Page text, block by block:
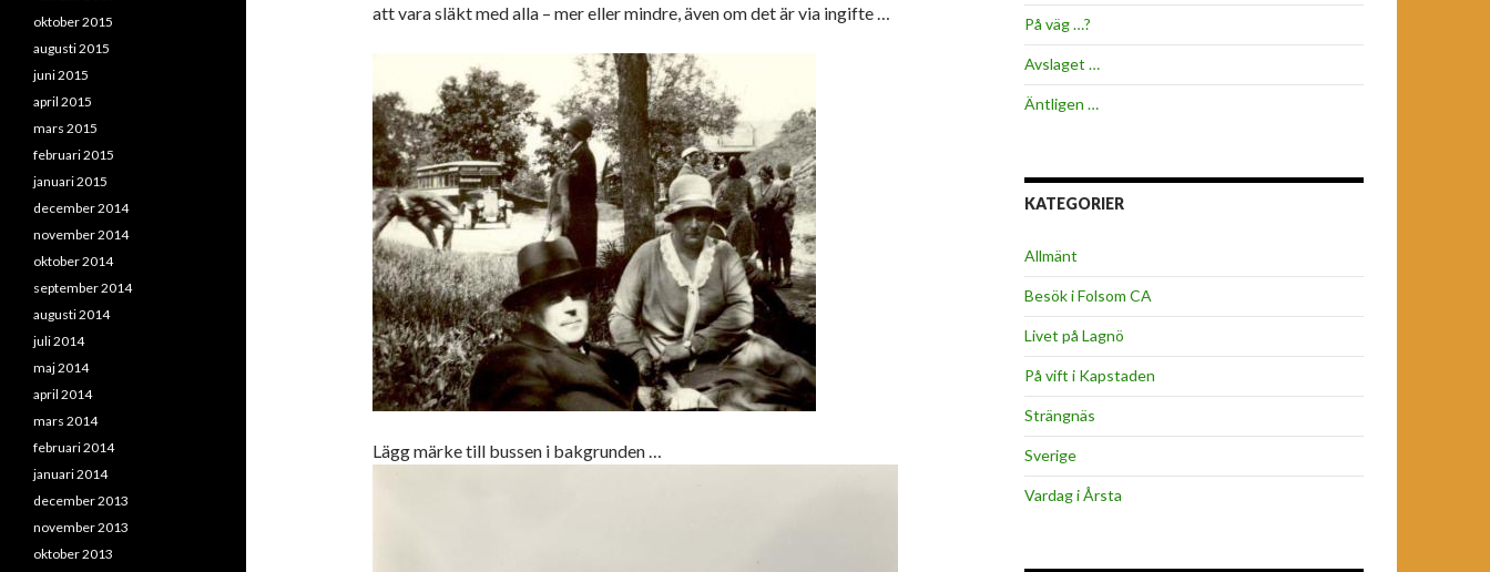
att vara släkt med alla – mer eller mindre, även om det är via ingifte …
Lägg märke till bussen i bakgrunden …
På väg …?
Avslaget …
Äntligen …
KATEGORIER
Allmänt
Besök i Folsom CA
Livet på Lagnö
På vift i Kapstaden
Strängnäs
Sverige
Vardag i Årsta
oktober 2015
augusti 2015
juni 2015
april 2015
mars 2015
februari 2015
januari 2015
december 2014
november 2014
oktober 2014
september 2014
augusti 2014
juli 2014
maj 2014
april 2014
mars 2014
februari 2014
januari 2014
december 2013
november 2013
oktober 2013